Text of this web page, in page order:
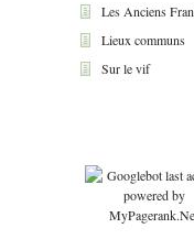
Les Anciens
Lieux communs
Sur le vif